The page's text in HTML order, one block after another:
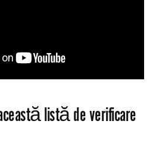
listă de verificare